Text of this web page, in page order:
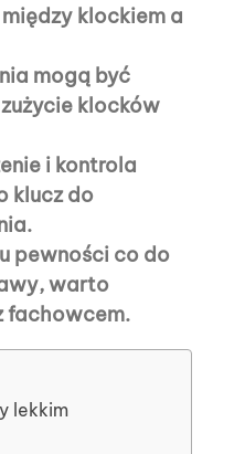
klockiem a
mogą być
klocków
i kontrola
klucz do
pewności co do
warto
fachowcem.
lekkim